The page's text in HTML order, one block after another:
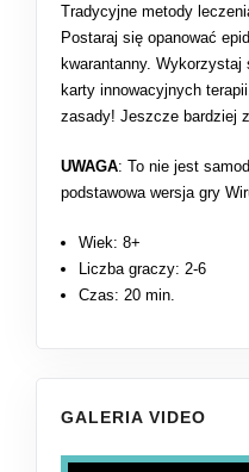
Tradycyjne metody
Postaraj się opanować
kwarantanny.
karty innowacyjnych
zasady! Jeszcze bardziej
UWAGA: To nie jest
podstawowa wersja gry
Wiek: 8+
Liczba graczy: 2-6
Czas: 20 min.
GALERIA VIDEO